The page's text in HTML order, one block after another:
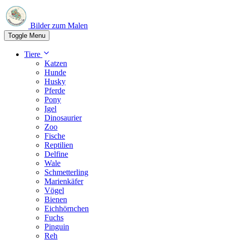
Bilder zum Malen
Toggle Menu
Tiere
Katzen
Hunde
Husky
Pferde
Pony
Igel
Dinosaurier
Zoo
Fische
Reptilien
Delfine
Wale
Schmetterling
Marienkäfer
Vögel
Bienen
Eichhörnchen
Fuchs
Pinguin
Reh